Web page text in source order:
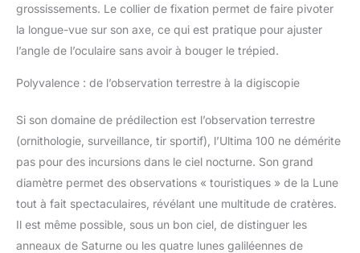
grossissements. Le collier de fixation permet de faire pivoter
la longue-vue sur son axe, ce qui est pratique pour ajuster
l’angle de l’oculaire sans avoir à bouger le trépied.
Polyvalence : de l’observation terrestre à la digiscopie
Si son domaine de prédilection est l’observation terrestre
(ornithologie, surveillance, tir sportif), l’Ultima 100 ne démérite
pas pour des incursions dans le ciel nocturne. Son grand
diamètre permet des observations « touristiques » de la Lune
tout à fait spectaculaires, révélant une multitude de cratères.
Il est même possible, sous un bon ciel, de distinguer les
anneaux de Saturne ou les quatre lunes galiléennes de